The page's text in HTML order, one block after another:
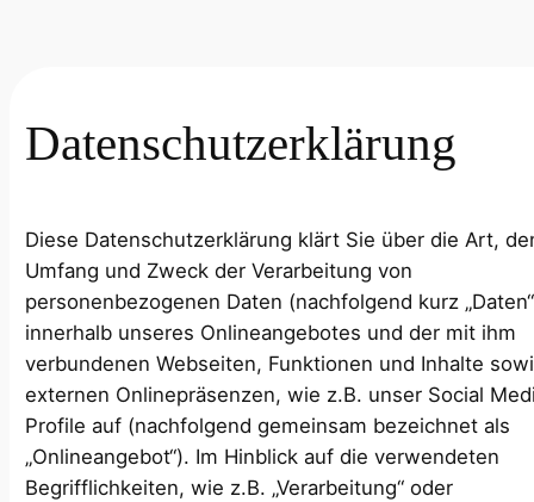
Datenschutzerklärung
Diese Datenschutzerklärung klärt Sie über die Art,
Umfang und Zweck der Verarbeitung von
personenbezogenen Daten (nachfolgend kurz
innerhalb unseres Onlineangebotes und der mit ihm
verbundenen Webseiten, Funktionen und Inhalte
externen Onlinepräsenzen, wie z.B. unser Social
Profile auf (nachfolgend gemeinsam bezeichnet als
„Onlineangebot“). Im Hinblick auf die verwendeten
Begrifflichkeiten, wie z.B. „Verarbeitung“ oder